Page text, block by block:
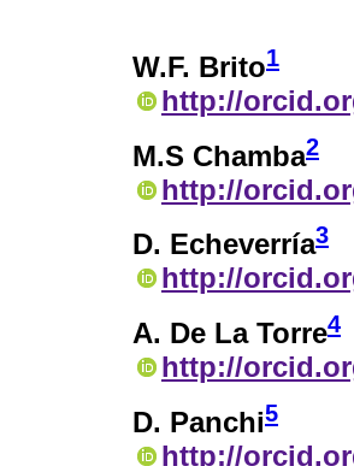
W.F. Brito1
http://
M.S Chamba2
http://
D. Echeverría3
http://
A. De La Torre4
http://
D. Panchi5
http://